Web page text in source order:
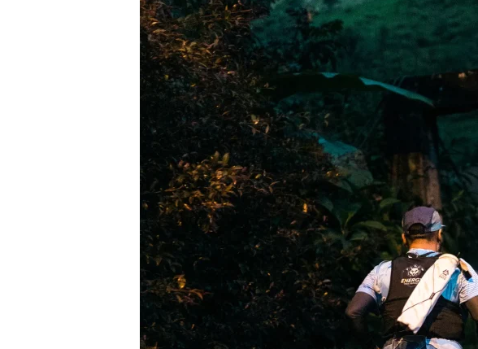
EL
DESAFÍO
DE
TRAIL
RUNNING
MÁS
IMPORTANTE
DEL
AÑO